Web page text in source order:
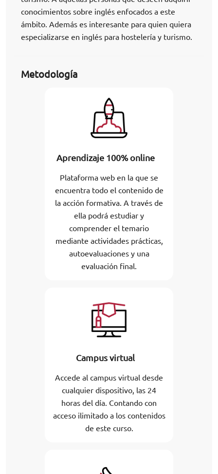
conocimientos sobre inglés enfocados a este
ámbito. Además es interesante para quien quiera
especializarse en inglés para hostelería y turismo.
Metodología
Aprendizaje 100% online
Plataforma web en la que se
encuentra todo el contenido de
la acción formativa. A través de
ella podrá estudiar y
comprender el temario
mediante actividades prácticas,
autoevaluaciones y una
evaluación final.
Campus virtual
Accede al campus virtual desde
cualquier dispositivo, las 24
horas del día. Contando con
acceso ilimitado a los contenidos
de este curso.